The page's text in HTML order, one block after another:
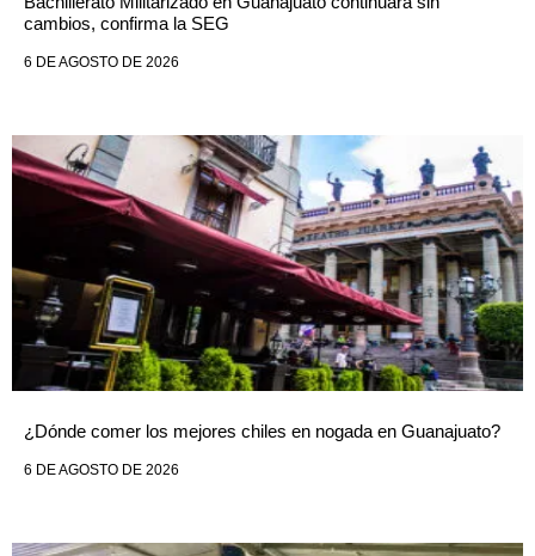
cambios, confirma la SEG
6 DE AGOSTO DE 2026
¿Dónde comer los mejores chiles en nogada en Guanajuato?
6 DE AGOSTO DE 2026